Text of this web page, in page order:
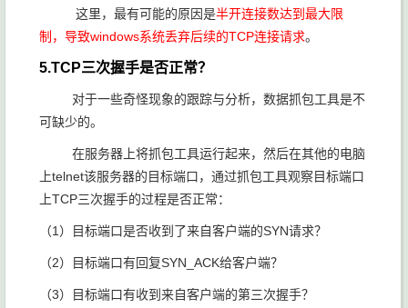
这里，最有可能的原因是半开连接数达到最大限
制，导致windows系统丢弃后续的TCP连接请求。
5.TCP三次握手是否正常？
对于一些奇怪现象的跟踪与分析，数据抓包工具是不
可缺少的。
在服务器上将抓包工具运行起来，然后在其他的电脑
上telnet该服务器的目标端口，通过抓包工具观察目标端口
上TCP三次握手的过程是否正常：
（1）目标端口是否收到了来自客户端的SYN请求？
（2）目标端口有回复SYN_ACK给客户端？
（3）目标端口有收到来自客户端的第三次握手？